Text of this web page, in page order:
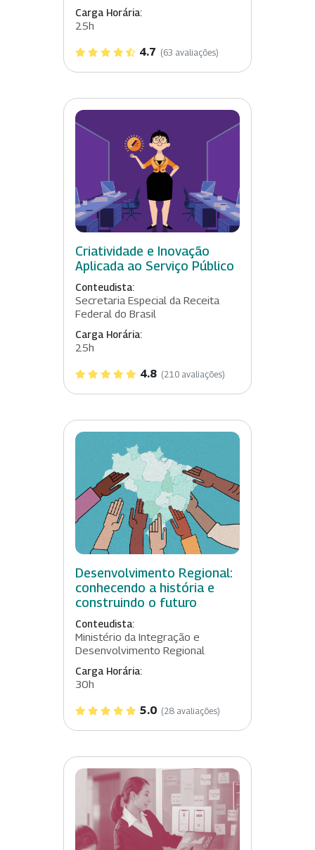
Carga Horária:
25h
4.7 (63 avaliações)
Criatividade e Inovação
Aplicada ao Serviço Público
Conteudista:
Secretaria Especial da Receita
Federal do Brasil
Carga Horária:
25h
4.8 (210 avaliações)
Desenvolvimento Regional:
conhecendo a história e
construindo o futuro
Conteudista:
Ministério da Integração e
Desenvolvimento Regional
Carga Horária:
30h
5.0 (28 avaliações)